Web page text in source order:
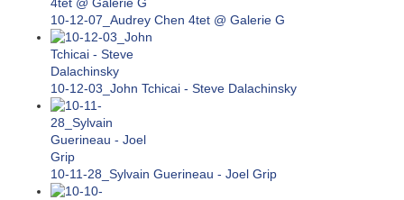
10-12-07_Audrey Chen 4tet @ Galerie G
10-12-03_John Tchicai - Steve Dalachinsky
10-11-28_Sylvain Guerineau - Joel Grip